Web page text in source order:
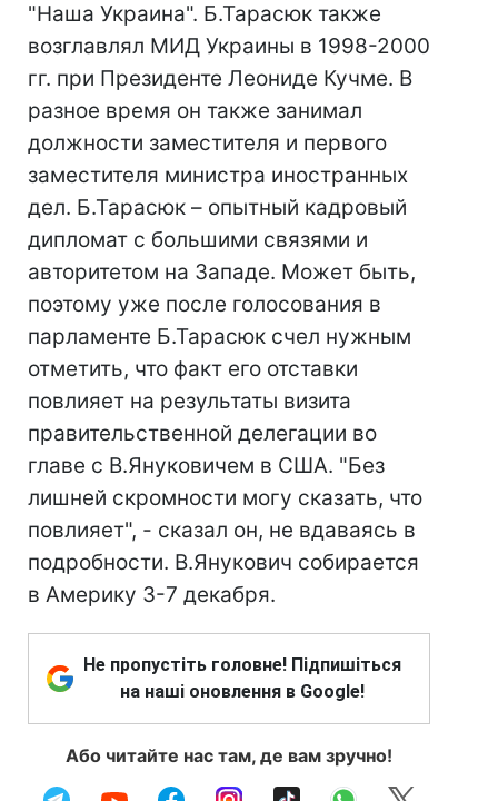
"Наша Украина". Б.Тарасюк также
возглавлял МИД Украины в 1998-2000
гг. при Президенте Леониде Кучме. В
разное время он также занимал
должности заместителя и первого
заместителя министра иностранных
дел. Б.Тарасюк – опытный кадровый
дипломат с большими связями и
авторитетом на Западе. Может быть,
поэтому уже после голосования в
парламенте Б.Тарасюк счел нужным
отметить, что факт его отставки
повлияет на результаты визита
правительственной делегации во
главе с В.Януковичем в США. "Без
лишней скромности могу сказать, что
повлияет", - сказал он, не вдаваясь в
подробности. В.Янукович собирается
в Америку 3-7 декабря.
Не пропустіть головне! Підпишіться
на наші оновлення в Google!
Або читайте нас там, де вам зручно!